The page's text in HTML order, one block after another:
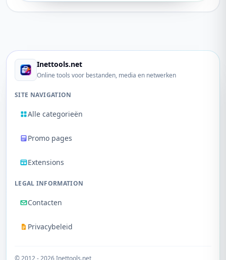
Inettools.net
Online tools voor bestanden, media en netwerken
SITE NAVIGATION
Alle categorieën
Promo pages
Extensions
LEGAL INFORMATION
Contacten
Privacybeleid
© 2012 - 2026 Inettools.net